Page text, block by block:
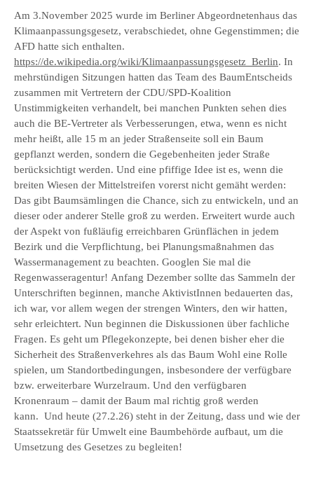
Am 3.November 2025 wurde im Berliner Abgeordnetenhaus das
Klimaanpassungsgesetz, verabschiedet, ohne Gegenstimmen; die
AFD hatte sich enthalten.
https://de.wikipedia.org/wiki/Klimaanpassungsgesetz_Berlin. In
mehrstündigen Sitzungen hatten das Team des BaumEntscheids
zusammen mit Vertretern der CDU/SPD-Koalition
Unstimmigkeiten verhandelt, bei manchen Punkten sehen dies
auch die BE-Vertreter als Verbesserungen, etwa, wenn es nicht
mehr heißt, alle 15 m an jeder Straßenseite soll ein Baum
gepflanzt werden, sondern die Gegebenheiten jeder Straße
berücksichtigt werden. Und eine pfiffige Idee ist es, wenn die
breiten Wiesen der Mittelstreifen vorerst nicht gemäht werden:
Das gibt Baumsämlingen die Chance, sich zu entwickeln, und an
dieser oder anderer Stelle groß zu werden. Erweitert wurde auch
der Aspekt von fußläufig erreichbaren Grünflächen in jedem
Bezirk und die Verpflichtung, bei Planungsmaßnahmen das
Wassermanagement zu beachten. Googlen Sie mal die
Regenwasseragentur! Anfang Dezember sollte das Sammeln der
Unterschriften beginnen, manche AktivistInnen bedauerten das,
ich war, vor allem wegen der strengen Winters, den wir hatten,
sehr erleichtert. Nun beginnen die Diskussionen über fachliche
Fragen. Es geht um Pflegekonzepte, bei denen bisher eher die
Sicherheit des Straßenverkehres als das Baum Wohl eine Rolle
spielen, um Standortbedingungen, insbesondere der verfügbare
bzw. erweiterbare Wurzelraum. Und den verfügbaren
Kronenraum – damit der Baum mal richtig groß werden
kann. Und heute (27.2.26) steht in der Zeitung, dass und wie der
Staatssekretär für Umwelt eine Baumbehörde aufbaut, um die
Umsetzung des Gesetzes zu begleiten!